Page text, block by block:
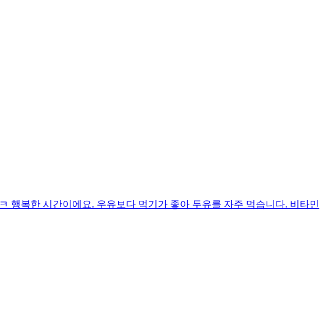
행복한 시간이에요. 우유보다 먹기가 좋아 두유를 자주 먹습니다. 비타민